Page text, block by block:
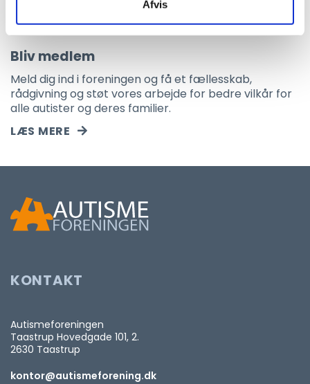
Afvis
Bliv medlem
Meld dig ind i foreningen og få et fællesskab,
rådgivning og støt vores arbejde for bedre vilkår for
alle autister og deres familier.
LÆS MERE
KONTAKT
Autismeforeningen
Taastrup Hovedgade 101, 2.
2630 Taastrup
kontor@autismeforening.dk